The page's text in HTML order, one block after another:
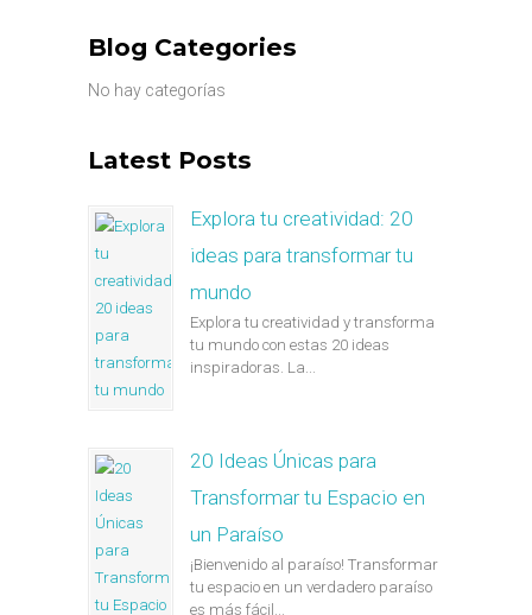
Blog Categories
No hay categorías
Latest Posts
Explora tu creatividad: 20
ideas para transformar tu
mundo
Explora tu creatividad y transforma
tu mundo con estas 20 ideas
inspiradoras. La...
20 Ideas Únicas para
Transformar tu Espacio en
un Paraíso
¡Bienvenido al paraíso! Transformar
tu espacio en un verdadero paraíso
es más fácil...